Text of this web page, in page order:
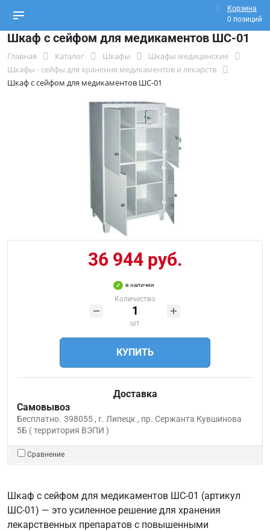
Корзина
0 позиций
Шкаф с сейфом для медикаментов ШС-01
Главная Каталог Шкафы
Шкафы медицинские
Шкафы - сейфы для хранения медикаментов и лекарств
Шкаф с сейфом для медикаментов ШС-01
36 944 руб.
в наличии
Количество
шт
КУПИТЬ
Доставка
Самовывоз
Бесплатно. 398055 , г. Липецк , пр. Сержанта Кувшинова
5Б ( территория ВЭПИ )
Сравнение
Шкаф с сейфом для медикаментов ШС-01 (артикул
ШС-01) — это усиленное решение для хранения
лекарственных препаратов с повышенными